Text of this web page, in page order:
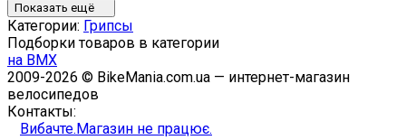
Показать ещё
Категории: Грипсы
Подборки товаров в категории
на BMX
2009-2026 © BikeMania.com.ua — интернет-магазин
велосипедов
Контакты:
Вибачте.Магазин не працює.